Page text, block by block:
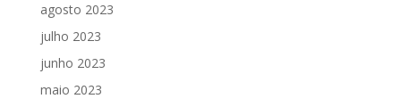
agosto 2023
julho 2023
junho 2023
maio 2023